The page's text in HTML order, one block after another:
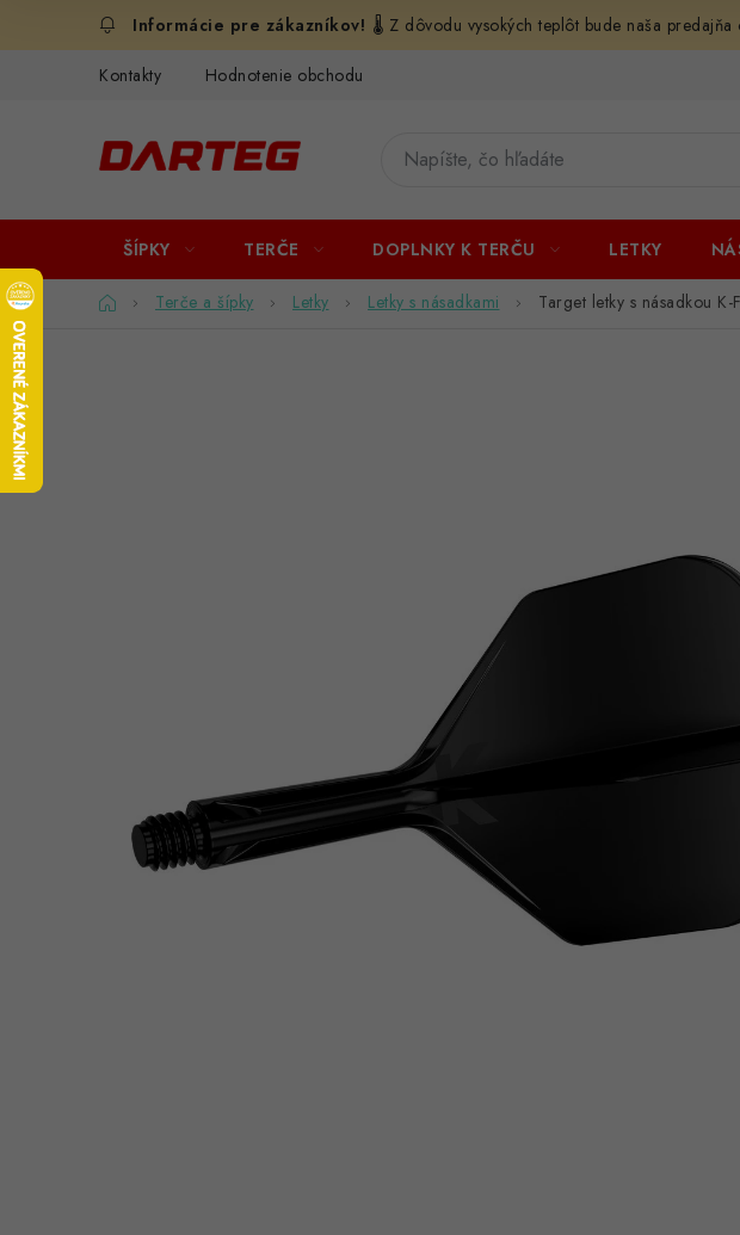
🌡️ Z dôvodu vysokých teplôt bude naša
Kontakty Hodnotenie obchodu
ŠÍPKY TERČE DOPLNKY K TERČU LETKY
DomovTerče a šípky Letky Letky s násadkami Target letky s násadkou